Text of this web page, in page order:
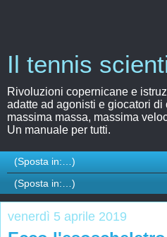
Il tennis
Rivoluzioni copernicane e
adatte ad agonisti e giocatori di
massima massa, massima
Un manuale per tutti.
venerdì 5 aprile 2019